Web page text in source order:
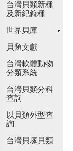
台灣貝類新種
及新紀錄種
世界貝庫
貝類文獻
台灣軟體動物
分類系統
台灣貝類分科
查詢
以貝類外型查
詢
台灣貝塚貝類